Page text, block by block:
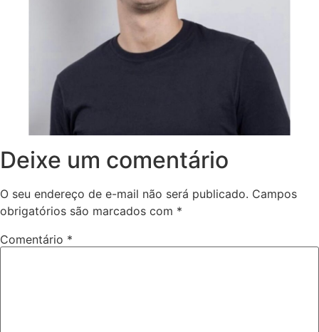
Deixe um comentário
O seu endereço de e-mail não será publicado. Campos
obrigatórios são marcados com *
Comentário *